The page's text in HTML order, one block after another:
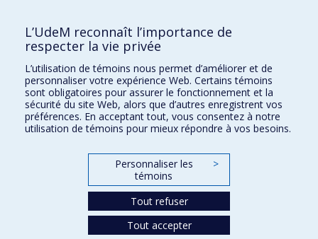
Écoles
Orthophonie et audiologie
Réadaptation
Directions
L’UdeM reconnaît l’importance de
respecter la vie privée
L’utilisation de témoins nous permet d’améliorer et de
personnaliser votre expérience Web. Certains témoins
sont obligatoires pour assurer le fonctionnement et la
sécurité du site Web, alors que d’autres enregistrent vos
préférences. En acceptant tout, vous consentez à notre
utilisation de témoins pour mieux répondre à vos besoins.
Personnaliser les
témoins
>
Tout refuser
Tout accepter